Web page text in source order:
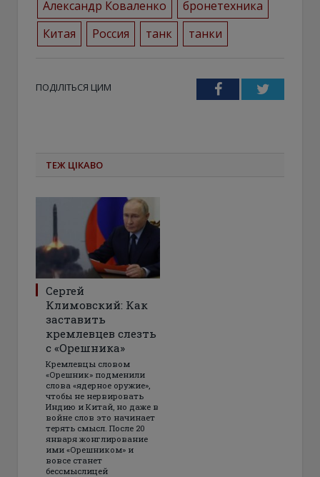
Александр Коваленко
бронетехника
Китая
Россия танк танки
ПОДІЛІТЬСЯ ЦИМ FacebookTwitter
ТЕЖ ЦІКАВО
Сергей
Климовский: Как
заставить
кремлевцев слезть
с «Орешника»
Кремлевцы словом
«Орешник» подменили
слова «ядерное оружие»,
чтобы не нервировать
Индию и Китай, но даже в
войне слов это начинает
терять смысл. После 20
января жонглирование
ими «Орешником» и
вовсе станет
бессмыслицей